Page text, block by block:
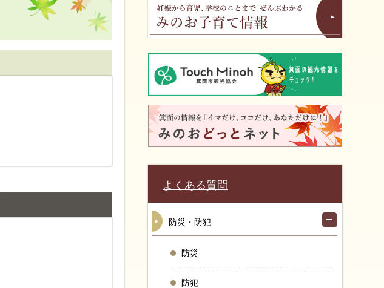
よくある質問
防災・防犯
防災
防犯